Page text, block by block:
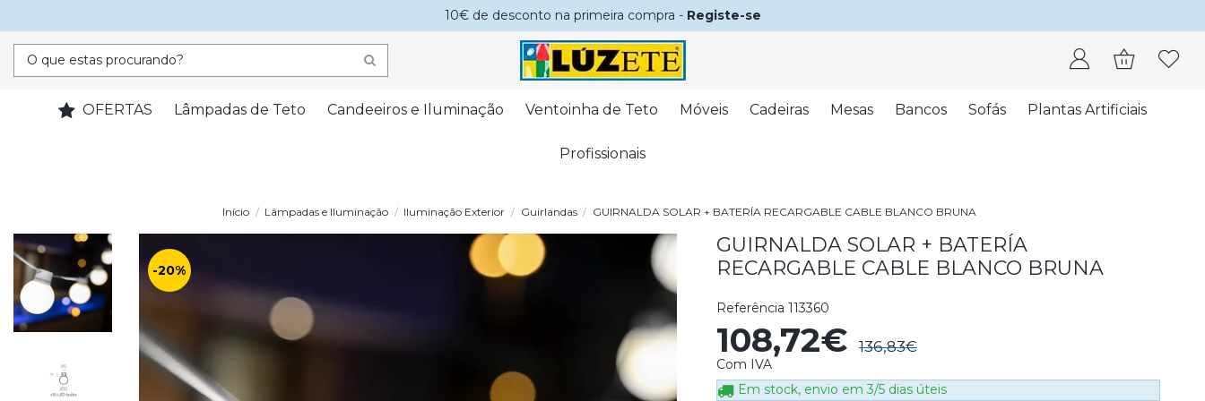
10€ de desconto na primeira compra - Registe-se
OFERTAS Lâmpadas de Teto Candeeiros e Iluminação Ventoinha de Teto Móveis Cadeiras Mesas Bancos Sofás Plantas Artificiais
Profissionais
Início Lâmpadas e Iluminação Iluminação Exterior Guirlandas GUIRNALDA SOLAR + BATERÍA RECARGABLE CABLE BLANCO BRUNA
-20%
GUIRNALDA SOLAR + BATERÍA
RECARGABLE CABLE BLANCO BRUNA
Referência 113360
108,72€ 136,83€
Com IVA
Em stock, envio em 3/5 dias úteis